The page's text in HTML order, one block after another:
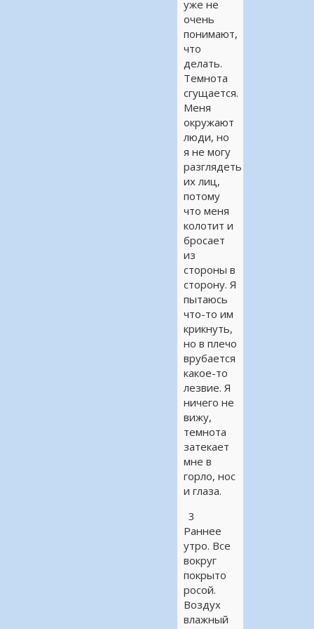
уже не
очень
понимают,
что
делать.
Темнота
сгущается.
Меня
окружают
люди, но
я не могу
разглядеть
их лиц,
потому
что меня
колотит и
бросает
из
стороны в
сторону. Я
пытаюсь
что-то им
крикнуть,
но в плечо
врубается
какое-то
лезвие. Я
ничего не
вижу,
темнота
затекает
мне в
горло, нос
и глаза.
3
Раннее
утро. Все
вокруг
покрыто
росой.
Воздух
влажный